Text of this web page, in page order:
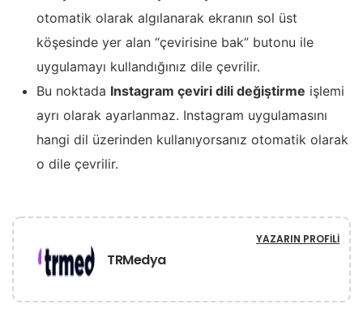
otomatik olarak algılanarak ekranın sol üst
köşesinde yer alan “çevirisine bak” butonu ile
uygulamayı kullandığınız dile çevrilir.
Bu noktada Instagram çeviri dili değiştirme işlemi
ayrı olarak ayarlanmaz. Instagram uygulamasını
hangi dil üzerinden kullanıyorsanız otomatik olarak
o dile çevrilir.
TRMedya
YAZARIN PROFILI